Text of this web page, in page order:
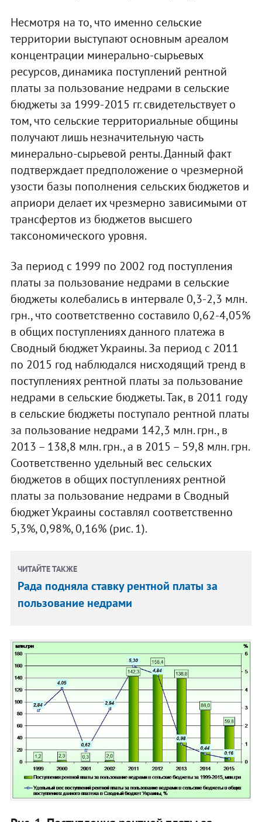
Несмотря на то, что именно сельские
территории выступают основным ареалом
концентрации минерально-сырьевых
ресурсов, динамика поступлений рентной
платы за пользование недрами в сельские
бюджеты за 1999-2015 гг. свидетельствует о
том, что сельские территориальные общины
получают лишь незначительную часть
минерально-сырьевой ренты. Данный факт
подтверждает предположение о чрезмерной
узости базы пополнения сельских бюджетов и
априори делает их чрезмерно зависимыми от
трансфертов из бюджетов высшего
таксономического уровня.
За период с 1999 по 2002 год поступления
платы за пользование недрами в сельские
бюджеты колебались в интервале 0,3-2,3 млн.
грн., что соответственно составило 0,62-4,05%
в общих поступлениях данного платежа в
Сводный бюджет Украины. За период с 2011
по 2015 год наблюдался нисходящий тренд в
поступлениях рентной платы за пользование
недрами в сельские бюджеты. Так, в 2011 году
в сельские бюджеты поступало рентной платы
за пользование недрами 142,3 млн. грн., в
2013 – 138,8 млн. грн., а в 2015 – 59,8 млн. грн.
Соответственно удельный вес сельских
бюджетов в общих поступлениях рентной
платы за пользование недрами в Сводный
бюджет Украины составлял соответственно
5,3%, 0,98%, 0,16% (рис. 1).
ЧИТАЙТЕ ТАКЖЕ
Рада подняла ставку рентной платы за
пользование недрами